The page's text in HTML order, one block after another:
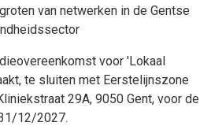
van netwerken in de Gentse
voor 'Lokaal
te sluiten met Eerstelijnszone
29A, 9050 Gent, voor de
12/2027.